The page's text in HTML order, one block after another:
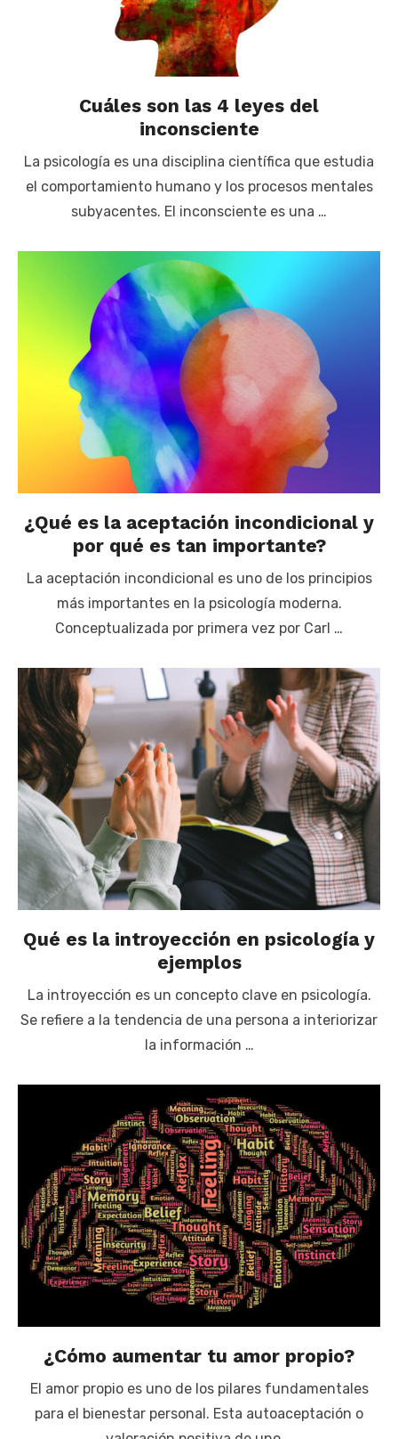
Cuáles son las 4 leyes del
inconsciente
La psicología es una disciplina científica que estudia
el comportamiento humano y los procesos mentales
subyacentes. El inconsciente es una …
¿Qué es la aceptación incondicional y
por qué es tan importante?
La aceptación incondicional es uno de los principios
más importantes en la psicología moderna.
Conceptualizada por primera vez por Carl …
Qué es la introyección en psicología y
ejemplos
La introyección es un concepto clave en psicología.
Se refiere a la tendencia de una persona a interiorizar
la información …
¿Cómo aumentar tu amor propio?
El amor propio es uno de los pilares fundamentales
para el bienestar personal. Esta autoaceptación o